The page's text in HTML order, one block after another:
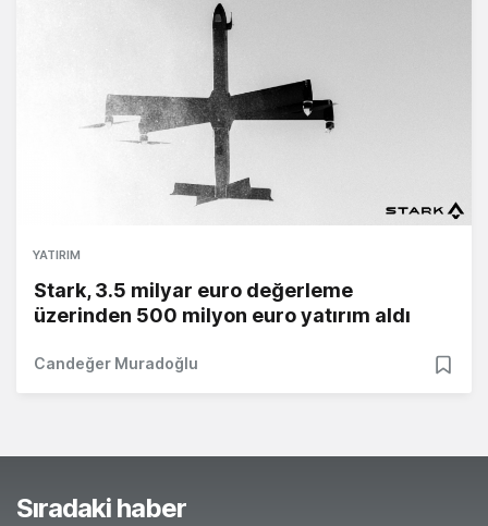
YATIRIM
Stark, 3.5 milyar euro değerleme
üzerinden 500 milyon euro yatırım aldı
Candeğer Muradoğlu
Sıradaki haber